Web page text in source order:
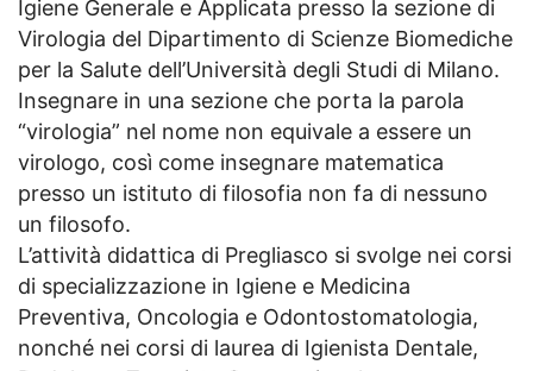
Igiene Generale e Applicata presso la sezione di
Virologia del Dipartimento di Scienze Biomediche
per la Salute dell’Università degli Studi di Milano.
Insegnare in una sezione che porta la parola
“virologia” nel nome non equivale a essere un
virologo, così come insegnare matematica
presso un istituto di filosofia non fa di nessuno
un filosofo.
L’attività didattica di Pregliasco si svolge nei corsi
di specializzazione in Igiene e Medicina
Preventiva, Oncologia e Odontostomatologia,
nonché nei corsi di laurea di Igienista Dentale,